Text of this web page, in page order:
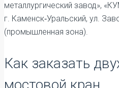
металлургический завод»,
г. Каменск‑Уральский, ул.
(промышленная зона).
Как заказать